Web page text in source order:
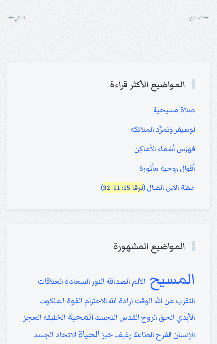
السابق التالي
المواضيع الأكثر قراءة
صلاة مسيحية
لوسيفر وتمرُّد الملائكة
فهرَس أسْمَاء الأماكِن
أقوال روحية مأثورة
عظة الابن الضال (لوقا 15: 11-32 )
المواضيع المشهورة
المسيح الألم الصداقة النور السعادة العلاقات
التقرب من الله الوقت ارادة الله الاحترام القوة الملكوت
الأبدي الحق الروح القدس التجسد المحبة الخليقة العجز
الإنسان الفرح الطاعة رغيف خبز الحياة الاتحاد الجسد